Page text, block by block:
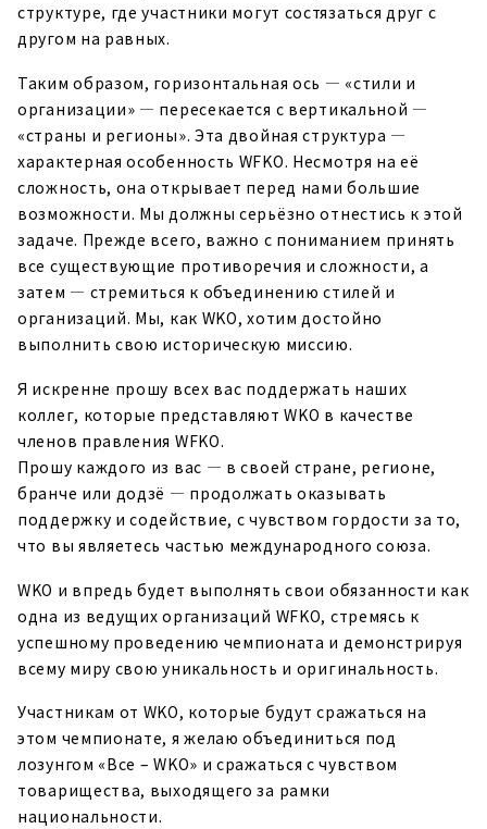
структуре, где участники могут состязаться друг с
другом на равных.
Таким образом, горизонтальная ось — «стили и
организации» — пересекается с вертикальной —
«страны и регионы». Эта двойная структура —
характерная особенность WFKO. Несмотря на её
сложность, она открывает перед нами большие
возможности. Мы должны серьёзно отнестись к этой
задаче. Прежде всего, важно с пониманием принять
все существующие противоречия и сложности, а
затем — стремиться к объединению стилей и
организаций. Мы, как WKO, хотим достойно
выполнить свою историческую миссию.
Я искренне прошу всех вас поддержать наших
коллег, которые представляют WKO в качестве
членов правления WFKO.
Прошу каждого из вас — в своей стране, регионе,
бранче или додзё — продолжать оказывать
поддержку и содействие, с чувством гордости за то,
что вы являетесь частью международного союза.
WKO и впредь будет выполнять свои обязанности как
одна из ведущих организаций WFKO, стремясь к
успешному проведению чемпионата и демонстрируя
всему миру свою уникальность и оригинальность.
Участникам от WKO, которые будут сражаться на
этом чемпионате, я желаю объединиться под
лозунгом «Все – WKO» и сражаться с чувством
товарищества, выходящего за рамки
национальности.